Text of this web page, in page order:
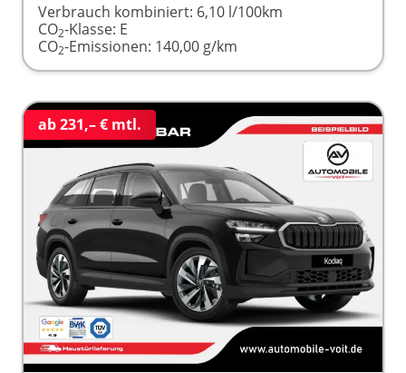
Verbrauch kombiniert: 6,10 l/100km
CO2-Klasse: E
CO2-Emissionen: 140,00 g/km
ab 231,– € mtl.